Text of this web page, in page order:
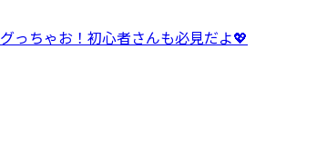
っちゃお！初心者さんも必見だよ💖